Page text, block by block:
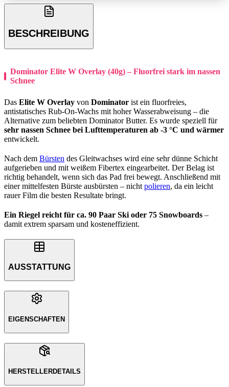
BESCHREIBUNG
Dominator Elite W Overlay (40g) – Fluorfrei stark im nassen
Schnee
Das Elite W Overlay von Dominator ist ein fluorfreies,
antistatisches Rub-On-Wachs mit hoher Wasserabweisung – die
Alternative zum beliebten Dominator Butter. Es wurde speziell für
sehr nassen Schnee bei Lufttemperaturen ab -3 °C und wärmer
entwickelt.
Nach dem Bürsten des Gleitwachses wird eine sehr dünne Schicht
aufgerieben und mit weißem Fibertex eingearbeitet. Der Belag ist
richtig behandelt, wenn sich das Pad frei bewegt. Anschließend mit
einer mittelfesten Bürste ausbürsten – nicht polieren, da ein leicht
rauer Film die besten Resultate bringt.
Ein Riegel reicht für ca. 90 Paar Ski oder 75 Snowboards –
damit extrem sparsam und kosteneffizient.
AUSSTATTUNG
EIGENSCHAFTEN
HERSTELLERDETAILS